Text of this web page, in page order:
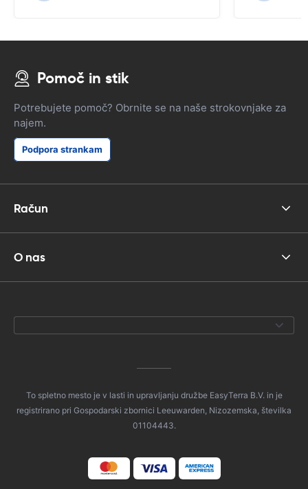
Pomoč in stik
Potrebujete pomoč? Obrnite se na naše strokovnjake za
najem.
Podpora strankam
Račun
O nas
To spletno mesto je v lasti in upravljanju družbe EasyTerra B.V. in je
registrirano pri Gospodarski zbornici Leeuwarden, Nizozemska, številka
01104443.